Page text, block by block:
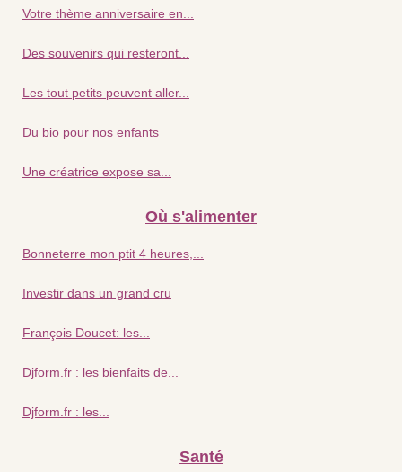
Votre thème anniversaire en...
Des souvenirs qui resteront...
Les tout petits peuvent aller...
Du bio pour nos enfants
Une créatrice expose sa...
Où s'alimenter
Bonneterre mon ptit 4 heures,...
Investir dans un grand cru
François Doucet: les...
Djform.fr : les bienfaits de...
Djform.fr : les...
Santé